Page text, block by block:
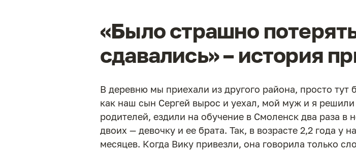
«Было страшно
сдавались» – история
В деревню мы приехали из другого района, просто
как наш сын Сергей вырос и уехал, мой муж и я
родителей, ездили на обучение в Смоленск два раза в
двоих — девочку и ее брата. Так, в возрасте 2,2 года у
месяцев. Когда Вику привезли, она говорила только